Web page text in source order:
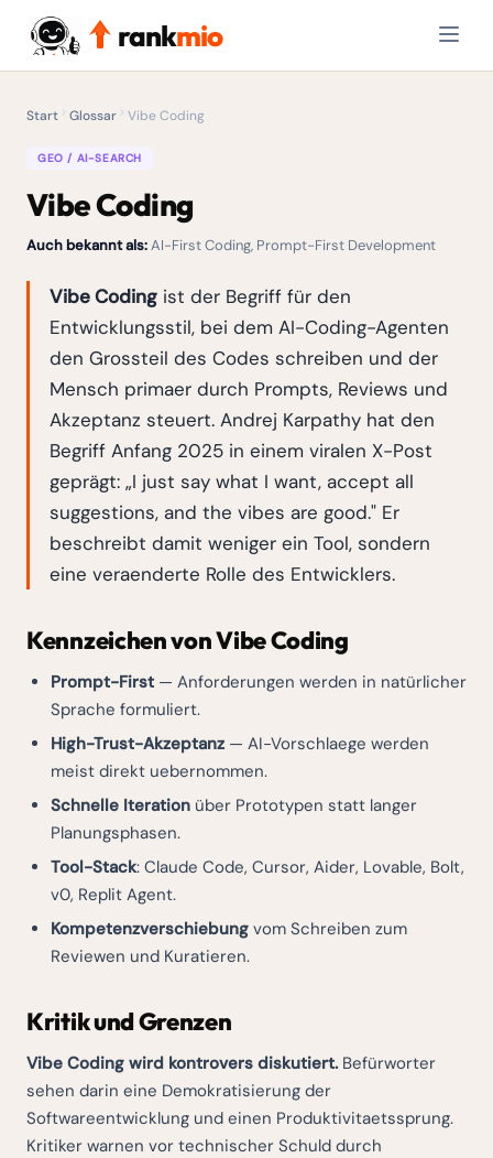
rankmio
Start Glossar Vibe Coding
GEO / AI-SEARCH
Vibe Coding
Auch bekannt als:AI-First Coding, Prompt-First Development
Vibe Coding ist der Begriff für den
Entwicklungsstil, bei dem AI-Coding-Agenten
den Grossteil des Codes schreiben und der
Mensch primaer durch Prompts, Reviews und
Akzeptanz steuert. Andrej Karpathy hat den
Begriff Anfang 2025 in einem viralen X-Post
geprägt: „I just say what I want, accept all
suggestions, and the vibes are good." Er
beschreibt damit weniger ein Tool, sondern
eine veraenderte Rolle des Entwicklers.
Kennzeichen von Vibe Coding
Prompt-First — Anforderungen werden in natürlicher
Sprache formuliert.
High-Trust-Akzeptanz — AI-Vorschlaege werden
meist direkt uebernommen.
Schnelle Iteration über Prototypen statt langer
Planungsphasen.
Tool-Stack: Claude Code, Cursor, Aider, Lovable, Bolt,
v0, Replit Agent.
Kompetenzverschiebung vom Schreiben zum
Reviewen und Kuratieren.
Kritik und Grenzen
Vibe Coding wird kontrovers diskutiert.Befürworter
sehen darin eine Demokratisierung der
Softwareentwicklung und einen Produktivitaetssprung.
Kritiker warnen vor technischer Schuld durch